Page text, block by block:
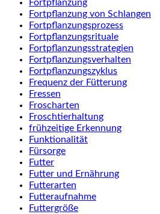
Fortpflanzung
Fortpflanzung von Schlangen
Fortpflanzungsprozess
Fortpflanzungsrituale
Fortpflanzungsstrategien
Fortpflanzungsverhalten
Fortpflanzungszyklus
Frequenz der Fütterung
Fressen
Froscharten
Froschtierhaltung
frühzeitige Erkennung
Funktionalität
Fürsorge
Futter
Futter und Ernährung
Futterarten
Futteraufnahme
Futtergröße